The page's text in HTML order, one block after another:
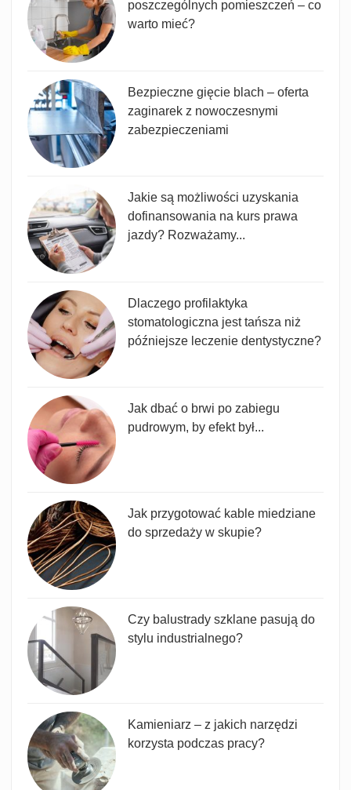
poszczególnych pomieszczeń – co
warto mieć?
Bezpieczne gięcie blach – oferta
zaginarek z nowoczesnymi
zabezpieczeniami
Jakie są możliwości uzyskania
dofinansowania na kurs prawa
jazdy? Rozważamy...
Dlaczego profilaktyka
stomatologiczna jest tańsza niż
późniejsze leczenie dentystyczne?
Jak dbać o brwi po zabiegu
pudrowym, by efekt był...
Jak przygotować kable miedziane
do sprzedaży w skupie?
Czy balustrady szklane pasują do
stylu industrialnego?
Kamieniarz – z jakich narzędzi
korzysta podczas pracy?